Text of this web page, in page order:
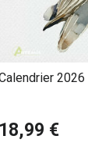
18,99 €